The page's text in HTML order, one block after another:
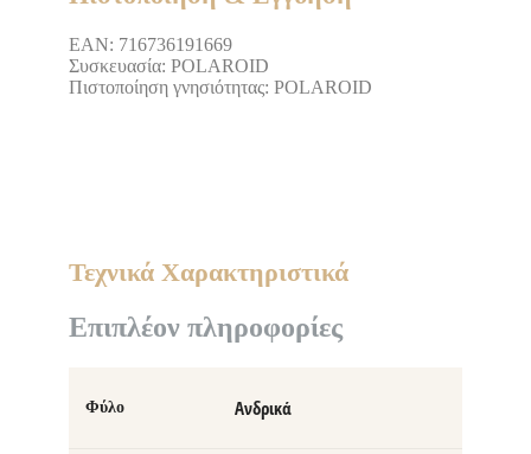
EAN: 716736191669
Συσκευασία: POLAROID
Πιστοποίηση γνησιότητας: POLAROID
Τεχνικά Χαρακτηριστικά
Επιπλέον πληροφορίες
Φύλο Ανδρικά